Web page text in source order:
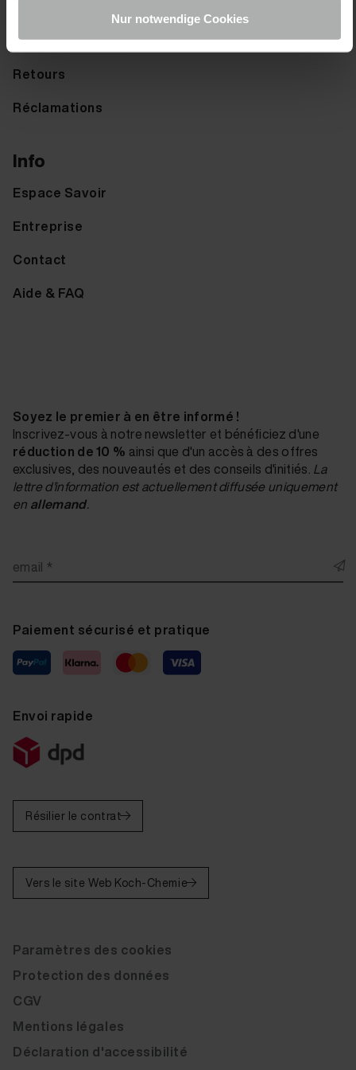
Nur notwendige Cookies
Options de paiement
Retours
Réclamations
Info
Espace Savoir
Entreprise
Contact
Aide & FAQ
Soyez le premier à en être informé !
Inscrivez-vous à notre newsletter et bénéficiez d'une
réduction de 10 % ainsi que d'un accès à des offres
exclusives, des nouveautés et des conseils d'initiés. La
lettre d'information est actuellement diffusée uniquement
en allemand.
email *
Paiement sécurisé et pratique
Envoi rapide
Résilier le contrat
Vers le site Web Koch-Chemie
Paramètres des cookies
Protection des données
CGV
Mentions légales
Déclaration d'accessibilité